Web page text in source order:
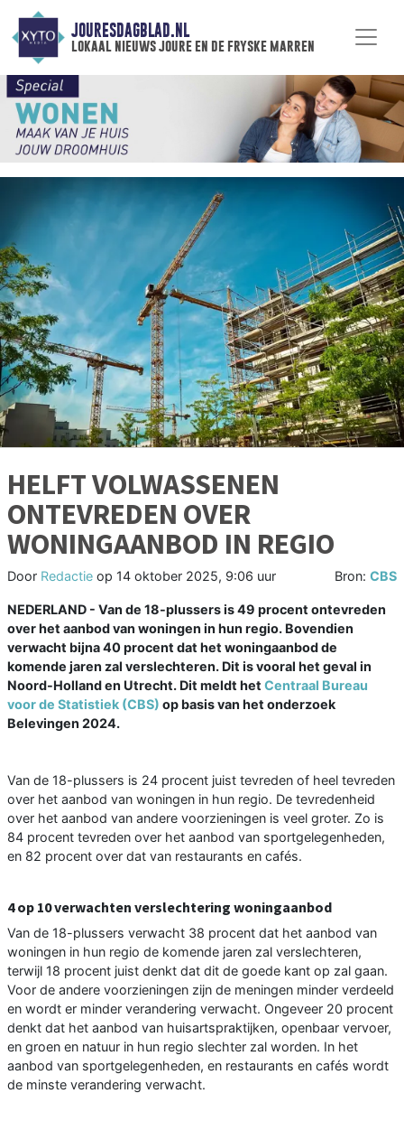
JOURESDAGBLAD.NL
lokaal nieuws joure en de fryske marren
HELFT VOLWASSENEN
ONTEVREDEN OVER
WONINGAANBOD IN REGIO
Door Redactie op 14 oktober 2025, 9:06 uur Bron: CBS
NEDERLAND - Van de 18-plussers is 49 procent ontevreden
over het aanbod van woningen in hun regio. Bovendien
verwacht bijna 40 procent dat het woningaanbod de
komende jaren zal verslechteren. Dit is vooral het geval in
Noord-Holland en Utrecht. Dit meldt het Centraal Bureau
voor de Statistiek (CBS) op basis van het onderzoek
Belevingen 2024.
Van de 18-plussers is 24 procent juist tevreden of heel tevreden
over het aanbod van woningen in hun regio. De tevredenheid
over het aanbod van andere voorzieningen is veel groter. Zo is
84 procent tevreden over het aanbod van sportgelegenheden,
en 82 procent over dat van restaurants en cafés.
4 op 10 verwachten verslechtering woningaanbod
Van de 18-plussers verwacht 38 procent dat het aanbod van
woningen in hun regio de komende jaren zal verslechteren,
terwijl 18 procent juist denkt dat dit de goede kant op zal gaan.
Voor de andere voorzieningen zijn de meningen minder verdeeld
en wordt er minder verandering verwacht. Ongeveer 20 procent
denkt dat het aanbod van huisartspraktijken, openbaar vervoer,
en groen en natuur in hun regio slechter zal worden. In het
aanbod van sportgelegenheden, en restaurants en cafés wordt
de minste verandering verwacht.